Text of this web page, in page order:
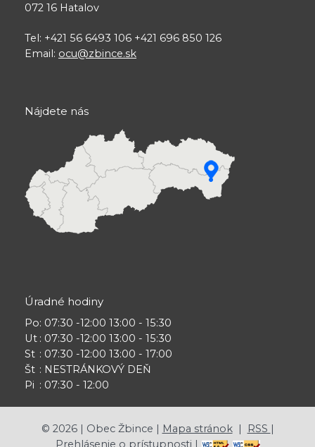
072 16 Hatalov
Tel: +421 56 6493 106 +421 696 850 126
Email: ocu@zbince.sk
Nájdete nás
Úradné hodiny
Po
Ut
St
Št
Pi
: 07:30 -12:00 13:00 - 15:30
: 07:30 -12:00 13:00 - 15:30
: 07:30 -12:00 13:00 - 17:00
: NESTRÁNKOVÝ DEŇ
: 07:30 - 12:00
© 2026| Obec Žbince | Mapa stránok| RSS |
Prehlásenie o prístupnosti |